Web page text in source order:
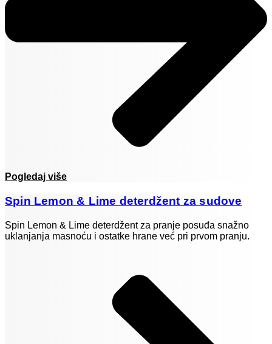
Pogledaj više
Spin Lemon & Lime deterdžent za sudove
Spin Lemon & Lime deterdžent za pranje posuđa snažno
uklanjanja masnoću i ostatke hrane već pri prvom pranju.